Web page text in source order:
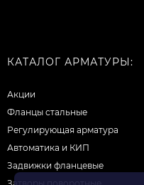
КАТАЛОГ АРМАТУРЫ:
Акции
Фланцы стальные
Регулирующая арматура
Автоматика и КИП
Задвижки фланцевые